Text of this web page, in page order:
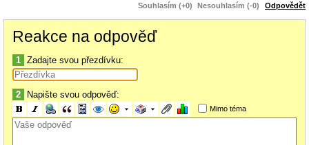
Souhlasím (+0) Nesouhlasím (-0) Odpovědět
Reakce na odpověď
1 Zadajte svou přezdívku:
2 Napište svou odpověď:
Mimo téma